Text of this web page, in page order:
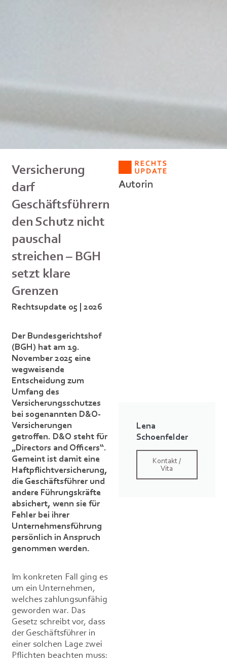
Autorin
Lena
Schoenfelder
Kontakt /
Vita
Versicherung
darf
Geschäftsführern
den Schutz nicht
pauschal
streichen – BGH
setzt klare
Grenzen
Rechtsupdate 05 | 2026
Der Bundesgerichtshof
(BGH) hat am 19.
November 2025 eine
wegweisende
Entscheidung zum
Umfang des
Versicherungsschutzes
bei sogenannten D&O-
Versicherungen
getroffen. D&O steht für
„Directors and Officers“.
Gemeint ist damit eine
Haftpflichtversicherung,
die Geschäftsführer und
andere Führungskräfte
absichert, wenn sie für
Fehler bei ihrer
Unternehmensführung
persönlich in Anspruch
genommen werden.
Im konkreten Fall ging es
um ein Unternehmen,
welches zahlungsunfähig
geworden war. Das
Gesetz schreibt vor, dass
der Geschäftsführer in
einer solchen Lage zwei
Pflichten beachten muss: